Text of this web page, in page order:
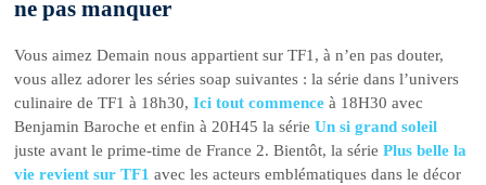
ne pas manquer
Vous aimez Demain nous appartient sur TF1, à n’en pas douter,
vous allez adorer les séries soap suivantes : la série dans l’univers
culinaire de TF1 à 18h30,Ici tout commence à 18H30 avec
Benjamin Baroche et enfin à 20H45 la sérieUn si grand soleil
juste avant le prime-time de France 2. Bientôt, la sériePlus belle la
vie revient sur TF1 avec les acteurs emblématiques dans le décor